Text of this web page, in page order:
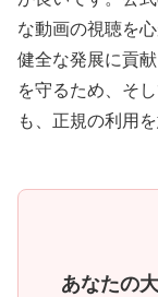
な動画の視聴を
健全な発展に貢
を守るため、そ
も、正規の利用
あなたの